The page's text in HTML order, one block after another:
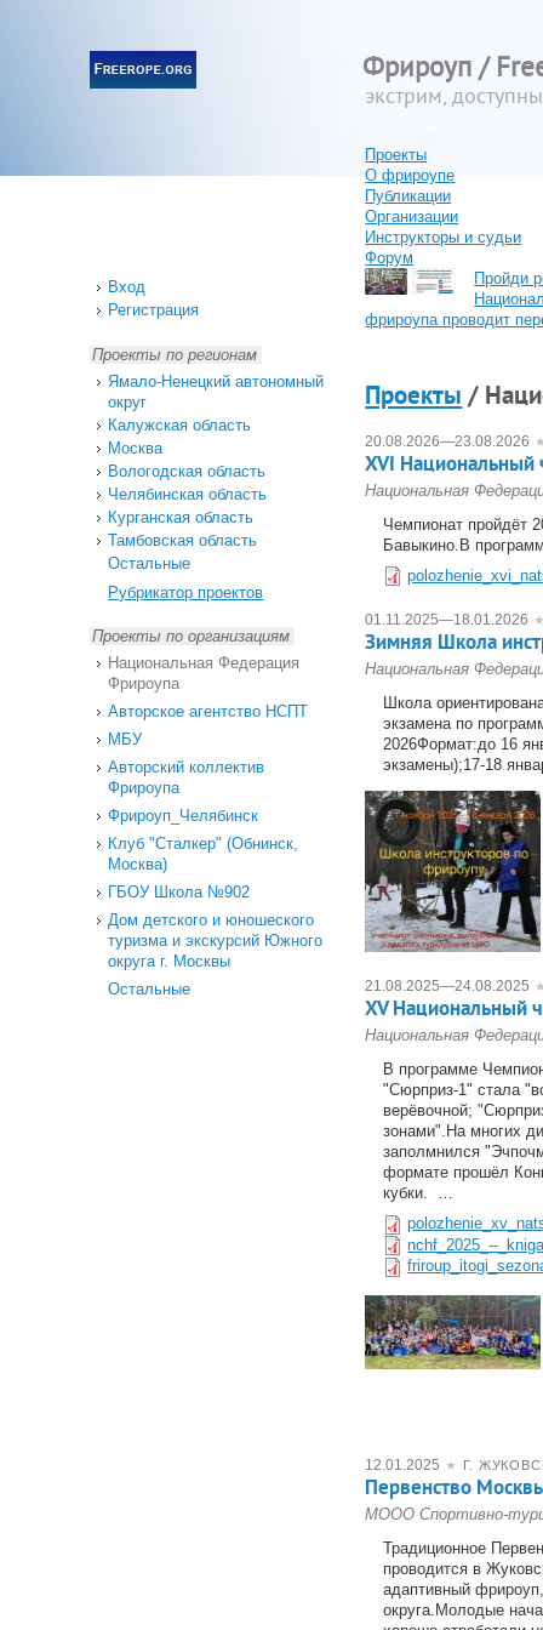
Фрироуп /
экстрим,
Проекты
О фрироупе
Публикации
Организации
Инструкторы и судьи
Форум
Вход
Регистрация
Проекты по регионам
Ямало-Ненецкий автономный
округ
Калужская область
Москва
Вологодская область
Челябинская область
Курганская область
Тамбовская область
Остальные
Рубрикатор проектов
Проекты по организациям
Национальная Федерация
Фрироупа
Авторское агентство НСПТ
МБУ
Авторский коллектив
Фрироупа
Фрироуп_Челябинск
Клуб "Сталкер" (Обнинск,
Москва)
ГБОУ Школа №902
Дом детского и юношеского
туризма и экскурсий Южного
округа г. Москвы
Остальные
Пройди
фрироупа проводит
Проекты/
20.08.2026—23.08.2026
XVI Национальный
Национальная
Чемпионат пройдёт
Бавыкино.В
01.11.2025—18.01.2026
Зимняя Школа
Национальная
Школа
экзамена по
2026Формат:до 16
экзамены);17-18
21.08.2025—24.08.2025
XV Национальный
Национальная
В программе
"Сюрприз-1" стала
верёвочной;
зонами".На многих
заполмнился
формате прошёл
кубки. …
nchf_2025_--
12.01.2025 ★ Г.
Первенство
МООО Спортивно-
Традиционное
проводится в
адаптивный
округа.Молодые